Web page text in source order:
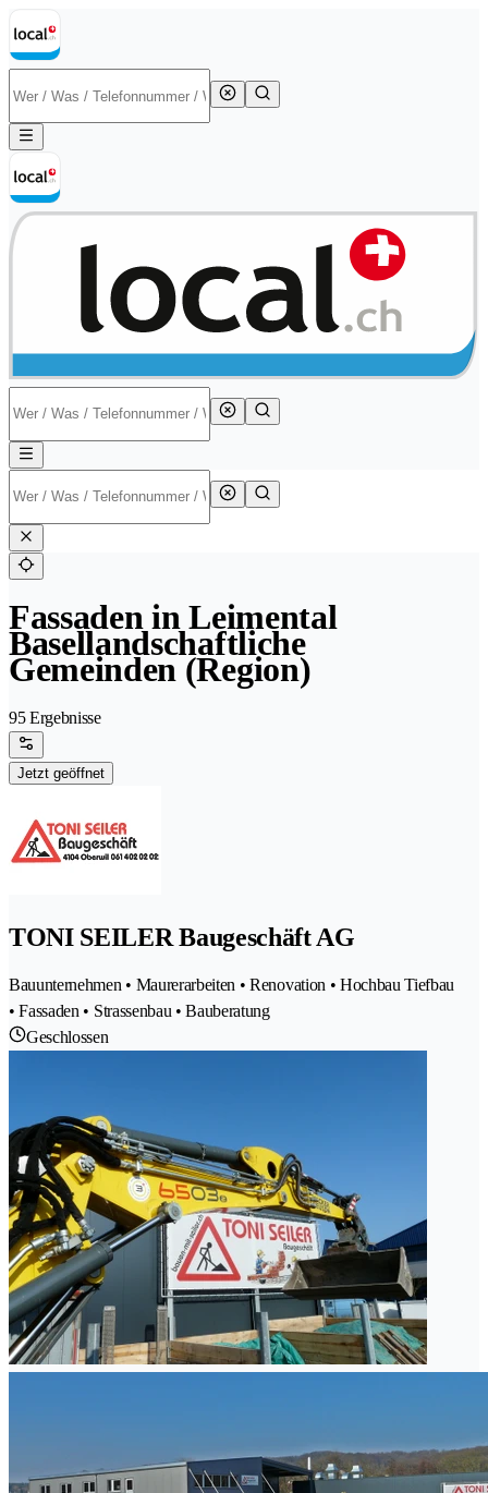
Fassaden in Leimental
Basellandschaftliche
Gemeinden (Region)
95 Ergebnisse
Jetzt geöffnet
TONI SEILER Baugeschäft AG
Bauunternehmen • Maurerarbeiten • Renovation • Hochbau Tiefbau
• Fassaden • Strassenbau • Bauberatung
Geschlossen